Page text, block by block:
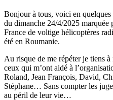
Bonjour à tous, voici en
du dimanche 24/4/2025 marquée
France de voltige hélicoptères
été en Roumanie.
Au risque de me répéter je tiens
ceux qui m’ont aidé à
Roland, Jean François, David,
Stéphane… Sans compter les
au péril de leur vie…